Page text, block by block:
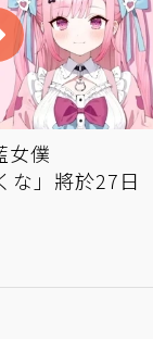
女僕
な」將於27日